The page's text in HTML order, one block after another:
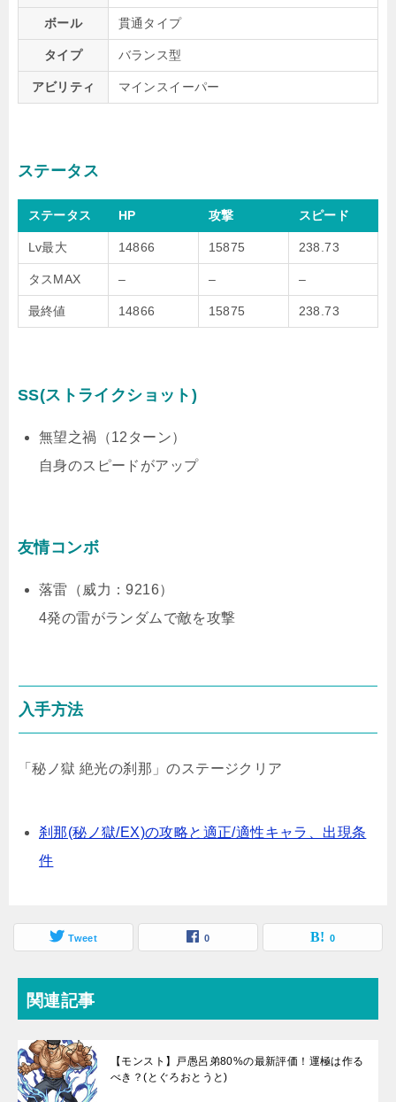
ボール 貫通タイプ
タイプ バランス型
アビリティ マインスイーパー
ステータス
ステータス HP 攻撃 スピード
Lv最大 14866 15875 238.73
タスMAX – – –
最終値 14866 15875 238.73
SS(ストライクショット)
無望之禍（12ターン）
自身のスピードがアップ
友情コンボ
落雷（威力：9216）
4発の雷がランダムで敵を攻撃
入手方法
「秘ノ獄 絶光の刹那」のステージクリア
刹那(秘ノ獄/EX)の攻略と適正/適性キャラ、出現条
件
Tweet 0 0
関連記事
【モンスト】戸愚呂弟80%の最新評価！運極は作る
べき？(とぐろおとうと)